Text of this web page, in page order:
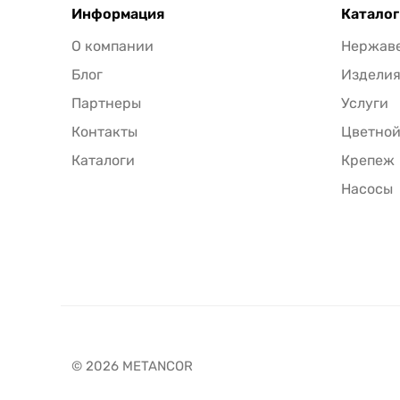
Информация
О компании
Блог
Партнеры
Контакты
Каталоги
Каталог
Изделия
Услуги
Крепеж
Насосы
© 2026 METANCOR